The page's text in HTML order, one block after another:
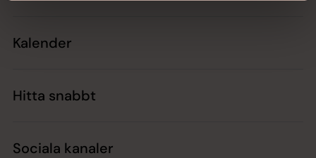
Kalender
Hitta snabbt
Sociala kanaler